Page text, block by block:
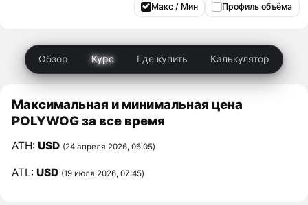
Макс / Мин Профиль объёма
Обзор Курс Где купить Калькулятор
Максимальная и минимальная цена
POLYWOG за все время
ATH:USD (24 апреля 2026, 06:05)
ATL:USD (19 июля 2026, 07:45)